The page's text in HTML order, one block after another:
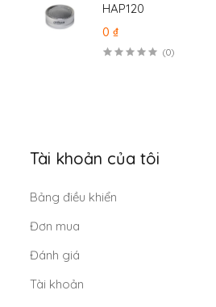
HAP120
0 ₫
(0)
Tài khoản của tôi
Bảng điều khiển
Đơn mua
Đánh giá
Tài khoản